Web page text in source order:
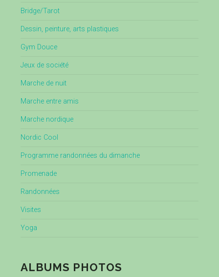
Bridge/Tarot
Dessin, peinture, arts plastiques
Gym Douce
Jeux de société
Marche de nuit
Marche entre amis
Marche nordique
Nordic Cool
Programme randonnées du dimanche
Promenade
Randonnées
Visites
Yoga
ALBUMS PHOTOS